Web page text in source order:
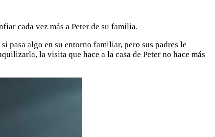
cada vez más a Peter de su familia.
pasa algo en su entorno familiar, pero sus padres le
la visita que hace a la casa de Peter no hace más